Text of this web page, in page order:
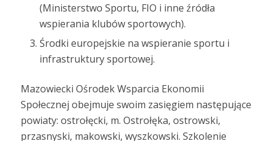
(Ministerstwo Sportu, FIO i inne źródła
wspierania klubów sportowych).
Środki europejskie na wspieranie sportu i
infrastruktury sportowej.
Mazowiecki Ośrodek Wsparcia Ekonomii
Społecznej obejmuje swoim zasięgiem następujące
powiaty: ostrołęcki, m. Ostrołęka, ostrowski,
przasnyski, makowski, wyszkowski. Szkolenie